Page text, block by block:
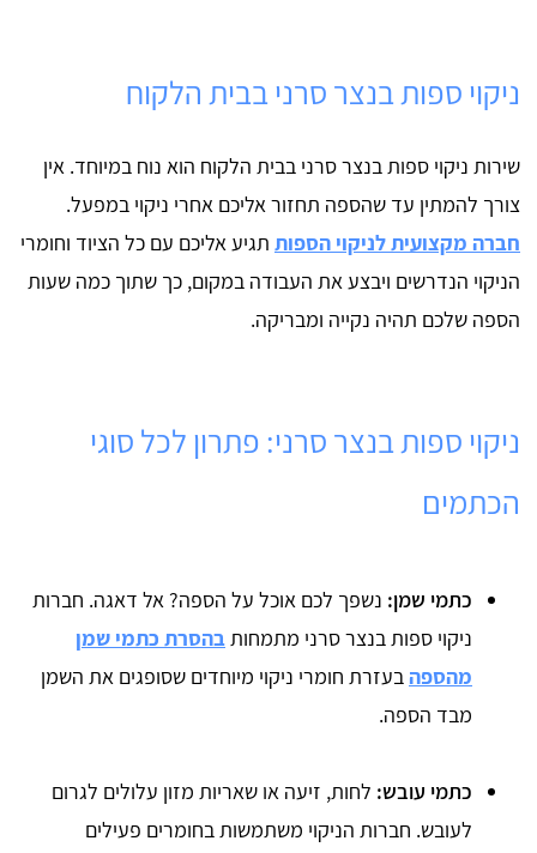
ניקוי ספות בנצר סרני בבית הלקוח
שירות ניקוי ספות בנצר סרני בבית הלקוח הוא נוח במיוחד. אין
צורך להמתין עד שהספה תחזור אליכם אחרי ניקוי במפעל.
חברה מקצועית לניקוי הספות תגיע אליכם עם כל הציוד וחומרי
הניקוי הנדרשים ויבצע את העבודה במקום, כך שתוך כמה שעות
הספה שלכם תהיה נקייה ומבריקה.
ניקוי ספות בנצר סרני: פתרון לכל סוגי
הכתמים
כתמי שמן: נשפך לכם אוכל על הספה? אל דאגה. חברות
ניקוי ספות בנצר סרני מתמחותבהסרת כתמי שמן
מהספהבעזרת חומרי ניקוי מיוחדים שסופגים את השמן
מבד הספה.
כתמי עובש: לחות, זיעה או שאריות מזון עלולים לגרום
לעובש. חברות הניקוי משתמשות בחומרים פעילים